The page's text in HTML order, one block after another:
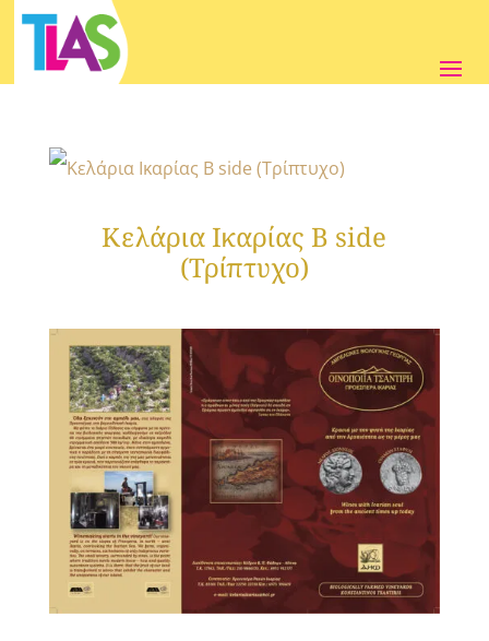
Κελάρια Ικαρίας B side
(Τρίπτυχο)